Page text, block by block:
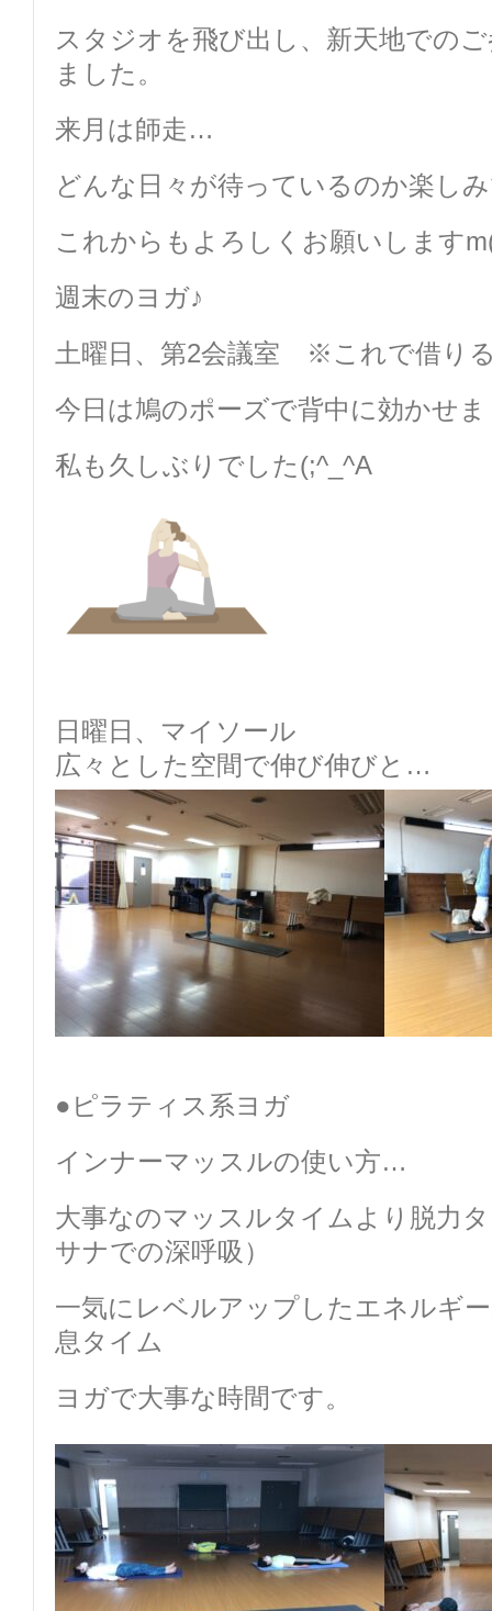
スタジオを飛び出し、新天地での
ました。
来月は師走…
どんな日々が待っているのか楽し
これからもよろしくお願いします
週末のヨガ♪
土曜日、第2会議室 ※これで借り
今日は鳩のポーズで背中に効かせ
私も久しぶりでした(;^_^A
日曜日、マイソール
広々とした空間で伸び伸びと…
●ピラティス系ヨガ
インナーマッスルの使い方…
大事なのマッスルタイムより脱力
サナでの深呼吸）
一気にレベルアップしたエネルギ
息タイム
ヨガで大事な時間です。